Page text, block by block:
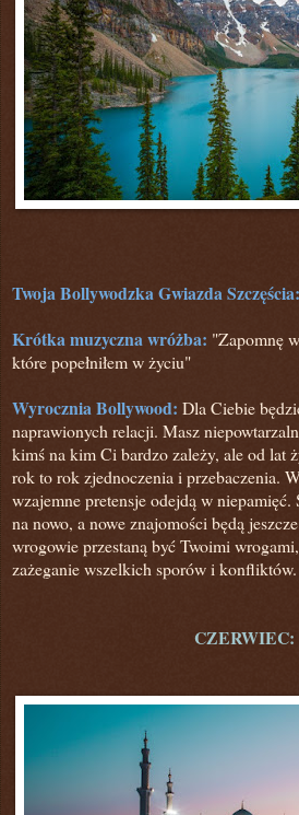
Twoja Bollywodzka Gwiazda Szczęścia:
Krótka muzyczna wróżba: "Zapomnę
które popełniłem w życiu"
Wyrocznia Bollywood: Dla Ciebie
naprawionych relacji. Masz
kimś na kim Ci bardzo zależy, ale od lat
rok to rok zjednoczenia i przebaczenia.
wzajemne pretensje odejdą w niepamięć.
na nowo, a nowe znajomości będą
wrogowie przestaną być Twoimi
zażeganie wszelkich sporów i
CZERWIEC: